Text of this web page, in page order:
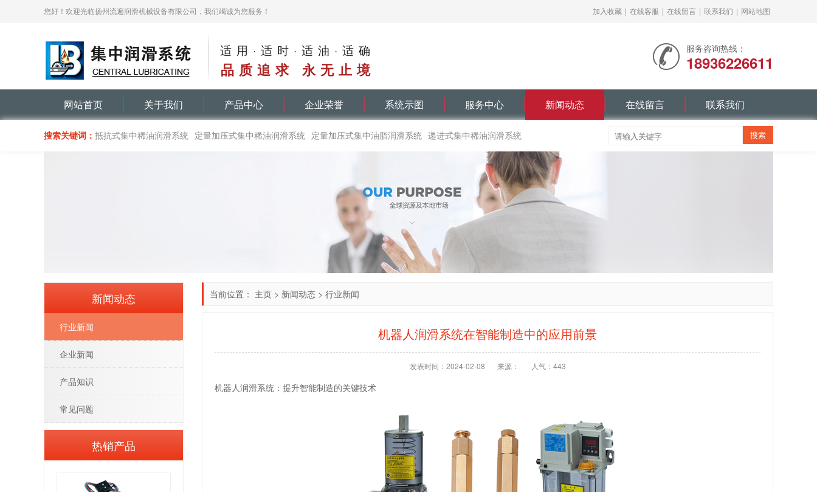
您好！欢迎光临扬州流遍润滑机械设备有限公司，我们竭诚为您服务！ 加入收藏 | 在线客服 | 在线留言 | 联系我们 | 网站地图
适用·适时·适油·适确
品质追求 永无止境
服务咨询热线：
18936226611
网站首页 关于我们 产品中心 企业荣誉 系统示图 服务中心 新闻动态 在线留言 联系我们
搜索关键词： 抵抗式集中稀油润滑系统 定量加压式集中稀油润滑系统 定量加压式集中油脂润滑系统 递进式集中稀油润滑系统
当前位置： 主页 > 新闻动态 > 行业新闻
机器人润滑系统在智能制造中的应用前景
发表时间：2024-02-08 来源： 人气： 443
机器人润滑系统：提升智能制造的关键技术
新闻动态
行业新闻
企业新闻
产品知识
常见问题
热销产品